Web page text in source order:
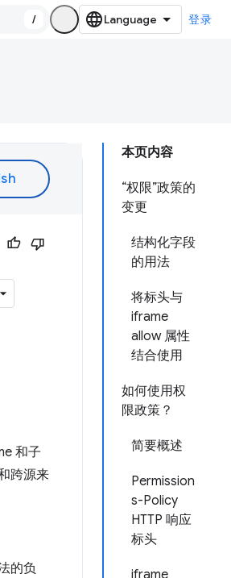
/ 登录
本页内容
“权限”政策的
变更
结构化字段
的用法
将标头与
iframe
allow 属性
结合使用
如何使用权
限政策？
简要概述
Permission
s-Policy
HTTP 响应
标头
iframe
和子
跨源来
的负